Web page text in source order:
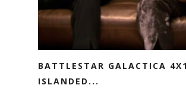
BATTLESTAR GALACTICA
ISLANDED...